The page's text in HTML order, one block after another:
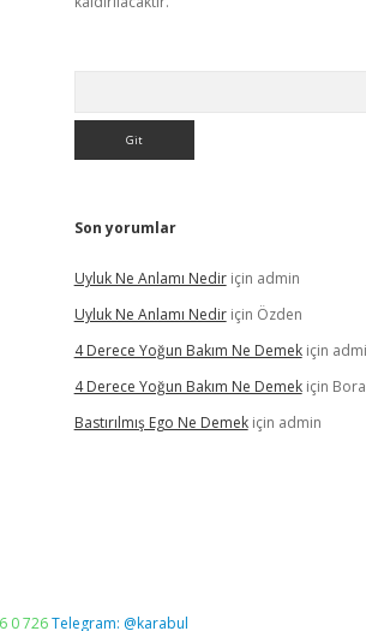
Son yorumlar
Uyluk Ne Anlamı Nediriçin admin
Uyluk Ne Anlamı Nediriçin Özden
4 Derece Yoğun Bakım Ne Demekiçin
4 Derece Yoğun Bakım Ne Demekiçin Bora
Bastırılmış Ego Ne Demekiçin admin
0 726Telegram: @karabul